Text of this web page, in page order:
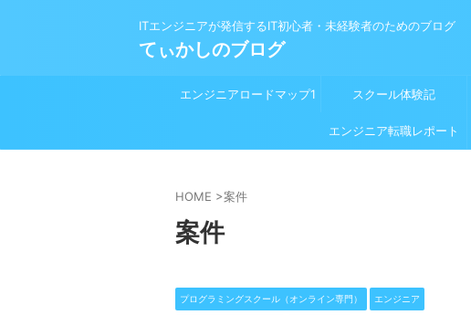
ITエンジニアが発信するIT初心者・未経験者のためのブログ
てぃかしのブログ
エンジニアロードマップ1 スクール体験記
エンジニア転職レポート
HOME >案件
案件
プログラミングスクール（オンライン専門） エンジニア